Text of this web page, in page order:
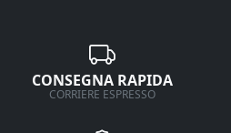
CONSEGNA RAPIDA
CORRIERE ESPRESSO